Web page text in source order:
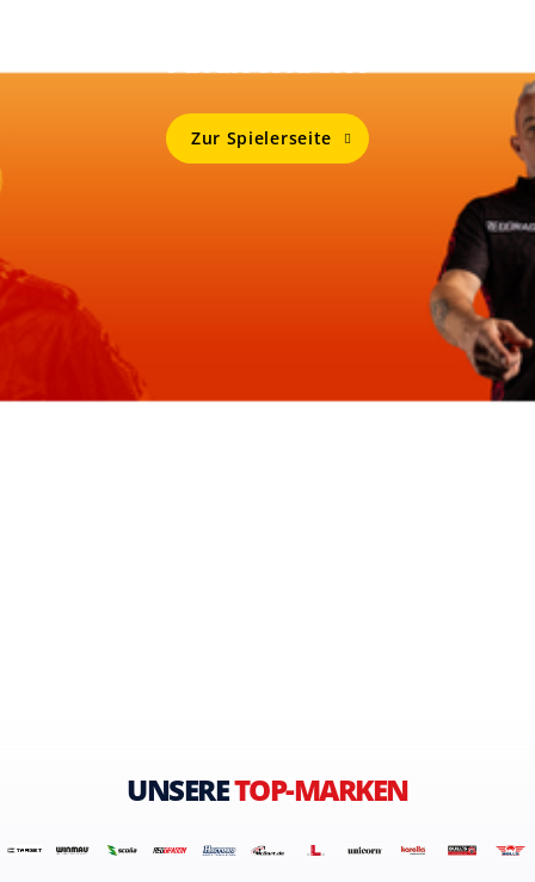
PETER WRIGHT
Zur Spielerseite
UNSERETOP-MARKEN